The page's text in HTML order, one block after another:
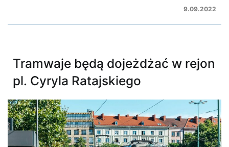
9.09.2022
Tramwaje będą dojeżdżać w rejon
pl. Cyryla Ratajskiego